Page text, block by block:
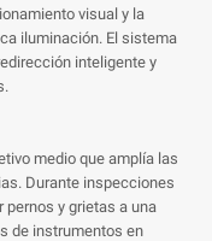
visual y la
iluminación. El sistema
inteligente y
medio que amplía las
Durante inspecciones
y grietas a una
de instrumentos en